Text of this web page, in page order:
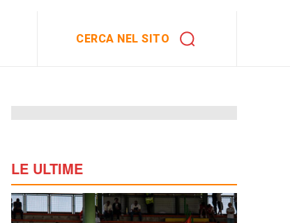
CERCA NEL SITO
LE ULTIME